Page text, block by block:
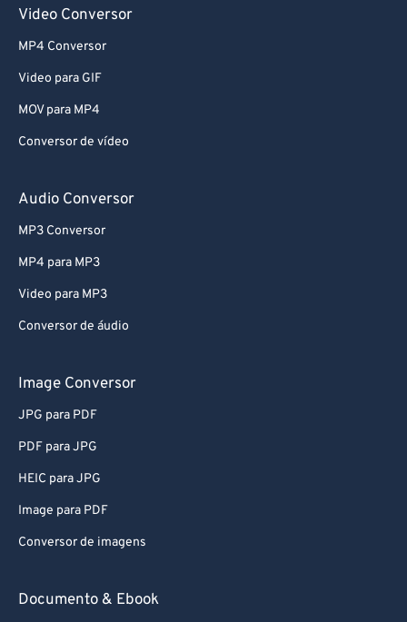
Video Conversor
MP4 Conversor
Video para GIF
MOV para MP4
Conversor de vídeo
Audio Conversor
MP3 Conversor
MP4 para MP3
Video para MP3
Conversor de áudio
Image Conversor
JPG para PDF
PDF para JPG
HEIC para JPG
Image para PDF
Conversor de imagens
Documento & Ebook